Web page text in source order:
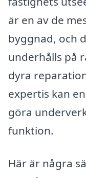
är en av de
byggnad, och
underhålls på
dyra
expertis kan
göra
funktion.
Här är några